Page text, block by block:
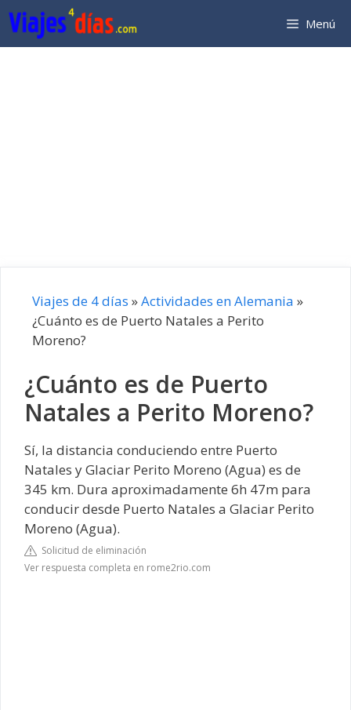
Saltar
al
contenido
Menú
Viajes de 4 días »Actividades en Alemania »
¿Cuánto es de Puerto Natales a Perito
Moreno?
¿Cuánto es de Puerto
Natales a Perito Moreno?
Sí, la distancia conduciendo entre Puerto
Natales y Glaciar Perito Moreno (Agua) es de
345 km. Dura aproximadamente 6h 47m para
conducir desde Puerto Natales a Glaciar Perito
Moreno (Agua).
Solicitud de eliminación
Ver respuesta completa en rome2rio.com